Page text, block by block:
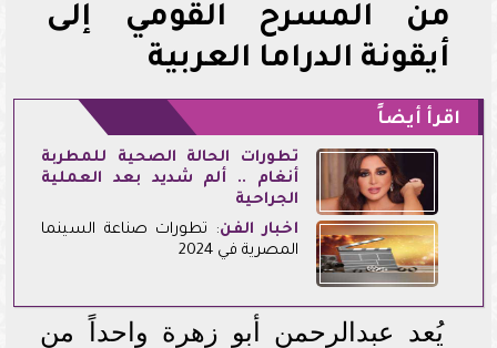
من المسرح القومي إلى
أيقونة الدراما العربية
اقرأ أيضاً
تطورات الحالة الصحية للمطربة
أنغام .. ألم شديد بعد العملية
الجراحية
أخبار الفن: تطورات صناعة السينما
المصرية في 2024
يُعد عبدالرحمن أبو زهرة واحداً من